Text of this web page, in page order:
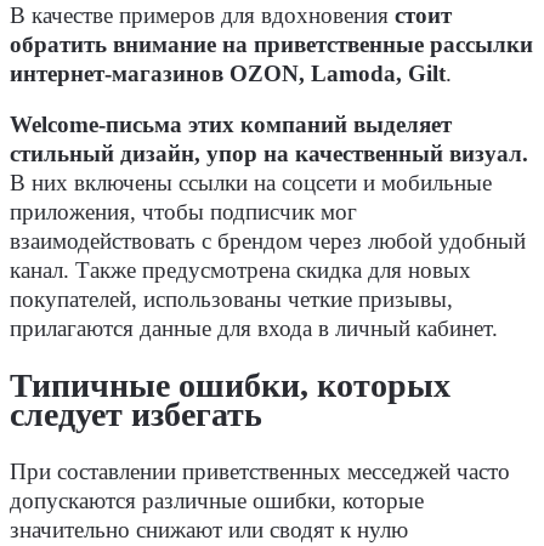
В качестве примеров для вдохновения стоит
обратить внимание на приветственные рассылки
интернет-магазинов OZON, Lamoda, Gilt.
Welcome-письма этих компаний выделяет
стильный дизайн, упор на качественный визуал.
В них включены ссылки на соцсети и мобильные
приложения, чтобы подписчик мог
взаимодействовать с брендом через любой удобный
канал. Также предусмотрена скидка для новых
покупателей, использованы четкие призывы,
прилагаются данные для входа в личный кабинет.
Типичные ошибки, которых
следует избегать
При составлении приветственных месседжей часто
допускаются различные ошибки, которые
значительно снижают или сводят к нулю